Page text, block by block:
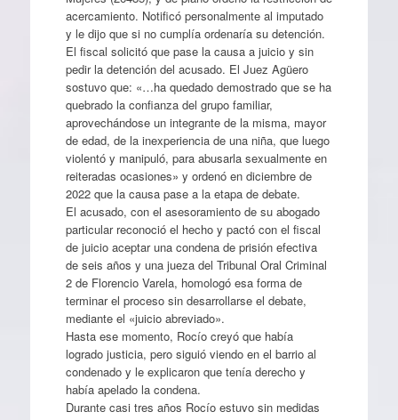
acercamiento. Notificó personalmente al imputado
y le dijo que si no cumplía ordenaría su detención.
El fiscal solicitó que pase la causa a juicio y sin
pedir la detención del acusado. El Juez Agüero
sostuvo que: «…ha quedado demostrado que se ha
quebrado la confianza del grupo familiar,
aprovechándose un integrante de la misma, mayor
de edad, de la inexperiencia de una niña, que luego
violentó y manipuló, para abusarla sexualmente en
reiteradas ocasiones» y ordenó en diciembre de
2022 que la causa pase a la etapa de debate.
El acusado, con el asesoramiento de su abogado
particular reconoció el hecho y pactó con el fiscal
de juicio aceptar una condena de prisión efectiva
de seis años y una jueza del Tribunal Oral Criminal
2 de Florencio Varela, homologó esa forma de
terminar el proceso sin desarrollarse el debate,
mediante el «juicio abreviado».
Hasta ese momento, Rocío creyó que había
logrado justicia, pero siguió viendo en el barrio al
condenado y le explicaron que tenía derecho y
había apelado la condena.
Durante casi tres años Rocío estuvo sin medidas